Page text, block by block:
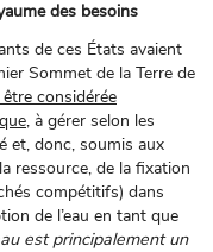
des besoins
de ces États avaient
Sommet de la Terre de
être considérée
, à gérer selon les
et, donc, soumis aux
ressource, de la fixation
compétitifs) dans
de l’eau en tant que
est principalement un